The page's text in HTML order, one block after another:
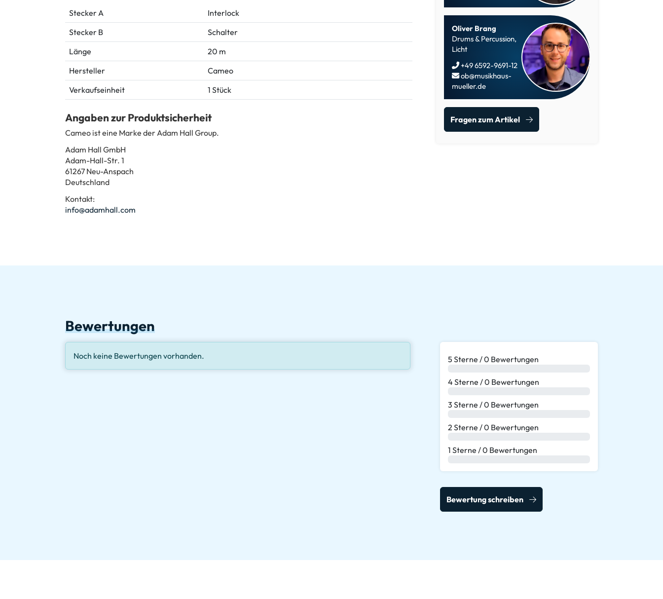
Stecker A
Interlock
Stecker B
Schalter
Länge
20 m
Hersteller
Cameo
Verkaufseinheit
1 Stück
Angaben zur Produktsicherheit
Cameo ist eine Marke der Adam Hall Group.
Adam Hall GmbH
Adam-Hall-Str. 1
61267 Neu-Anspach
Deutschland
Kontakt:
info@adamhall.com
Oliver Brang
Drums & Percussion,
Licht
+49 6592-9691-12
ob@musikhaus-
mueller.de
Fragen zum Artikel
Bewertungen
5 Sterne / 0 Bewertungen
4 Sterne / 0 Bewertungen
3 Sterne / 0 Bewertungen
2 Sterne / 0 Bewertungen
1 Sterne / 0 Bewertungen
Bewertung schreiben
Noch keine Bewertungen vorhanden.